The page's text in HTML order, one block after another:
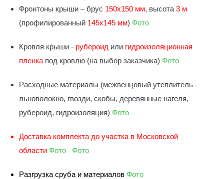
Фронтоны крыши – брус 150х150 мм, высота 3 м
(профилированный 145х145 мм) Фото
Кровля крыши - рубероид или гидроизоляционная
пленка под кровлю (на выбор заказчика) Фото
Расходные материалы (межвенцовый утеплитель -
льноволокно, гвозди, скобы, деревянные нагеля,
рубероид, гидроизоляция) Фото
Доставка комплекта до участка в Московской
области Фото Фото
Разгрузка сруба и материалов Фото